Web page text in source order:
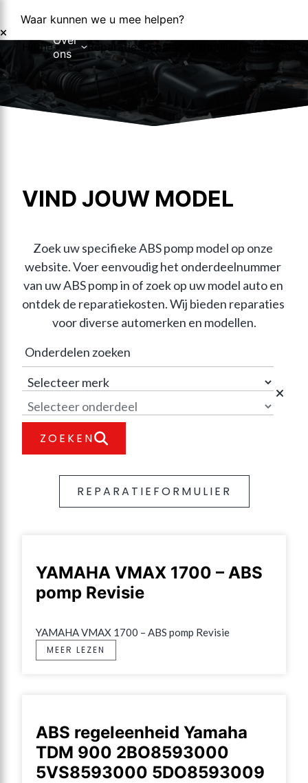
Waar kunnen we u mee helpen?
HomeOver
ons
Over ons
Nieuws
Reparaties Reparatieformulier Foutcodes
VIND JOUW MODEL
Zoek uw specifieke ABS pomp model op onze
website. Voer eenvoudig het onderdeelnummer
van uw ABS pomp in of zoek op uw model auto en
ontdek de reparatiekosten. Wij bieden reparaties
voor diverse automerken en modellen.
ZOEKEN
REPARATIEFORMULIER
YAMAHA VMAX 1700 – ABS
pomp Revisie
YAMAHA VMAX 1700 – ABS pomp Revisie
MEER LEZEN
ABS regeleenheid Yamaha
TDM 900 2BO8593000
5VS8593000 5DO8593009